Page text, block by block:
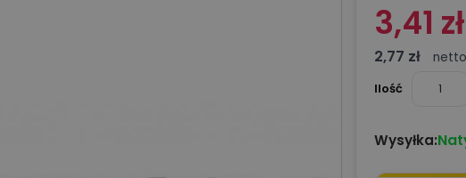
3,41 zł
2,77 zł
netto
Ilość
Wysyłka: